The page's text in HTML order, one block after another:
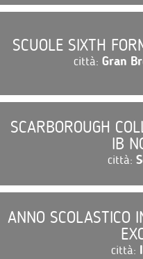
SCUOLE SIXTH
città: Gran
SCARBOROUGH
IB
città:
ANNO SCOLASTICO
città: